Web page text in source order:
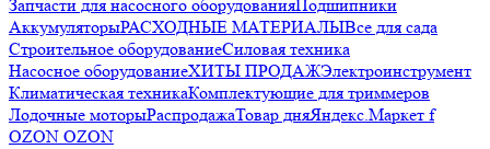
Запчасти для насосного оборудованияПодшипники
АккумуляторыРАСХОДНЫЕ МАТЕРИАЛЫВсе для сада
Строительное оборудованиеСиловая техника
Насосное оборудованиеХИТЫ ПРОДАЖЭлектроинструмент
Климатическая техникаКомплектующие для триммеров
Лодочные моторыРаспродажаТовар дняЯндекс.Маркет f
OZON OZON